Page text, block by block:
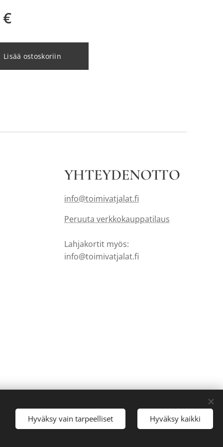
€
Lisää ostoskoriin
YHTEYDENOTTO
info@toimivatjalat.fi
Peruuta verkkokauppatilaus
Lahjakortit myös:
info@toimivatjalat.fi
Hyväksy vain tarpeelliset Hyväksy kaikki